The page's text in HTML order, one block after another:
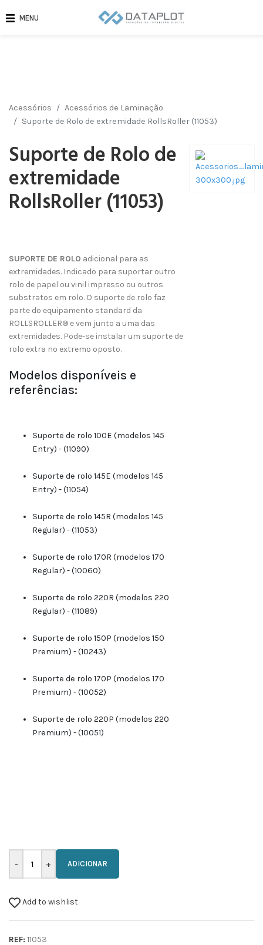
MENU
Acessórios
Acessórios de Laminação
Suporte de Rolo de extremidade RollsRoller (11053)
Suporte de Rolo de
extremidade
RollsRoller (11053)
SUPORTE DE ROLO adicional para as
extremidades. Indicado para suportar outro
rolo de papel ou vinil impresso ou outros
substratos em rolo. O suporte de rolo faz
parte do equipamento standard da
ROLLSROLLER® e vem junto a uma das
extremidades. Pode-se instalar um suporte de
rolo extra no extremo oposto.
Modelos disponíveis e
referências:
Suporte de rolo 100E (modelos 145
Entry) - (11090)
Suporte de rolo 145E (modelos 145
Entry) - (11054)
Suporte de rolo 145R (modelos 145
Regular) - (11053)
Suporte de rolo 170R (modelos 170
Regular) - (10060)
Suporte de rolo 220R (modelos 220
Regular) - (11089)
Suporte de rolo 150P (modelos 150
Premium) - (10243)
Suporte de rolo 170P (modelos 170
Premium) - (10052)
Suporte de rolo 220P (modelos 220
Premium) - (10051)
ADICIONAR
Add to wishlist
REF: 11053